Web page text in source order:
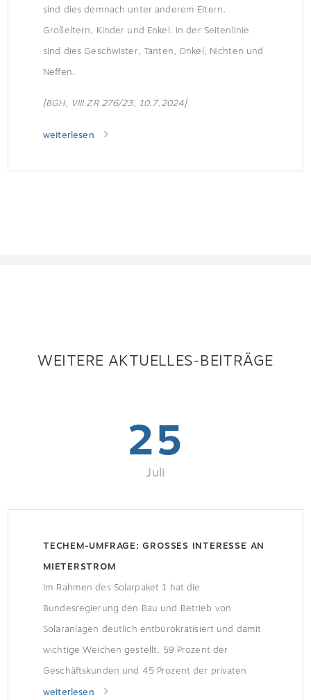
sind dies demnach unter anderem Eltern,
Großeltern, Kinder und Enkel. In der Seitenlinie
sind dies Geschwister, Tanten, Onkel, Nichten und
Neffen.
[BGH, VIII ZR 276/23, 10.7.2024]
weiterlesen
WEITERE AKTUELLES-BEITRÄGE
25
Juli
TECHEM-UMFRAGE: GROSSES INTERESSE AN M
IETERSTROM
Im Rahmen des Solarpaket 1 hat die
Bundesregierung den Bau und Betrieb von
Solaranlagen deutlich entbürokratisiert und damit
wichtige Weichen gestellt. 59 Prozent der
Geschäftskunden und 45 Prozent der privaten
Vermietenden ist das Thema Mieterstrom im
weiterlesen